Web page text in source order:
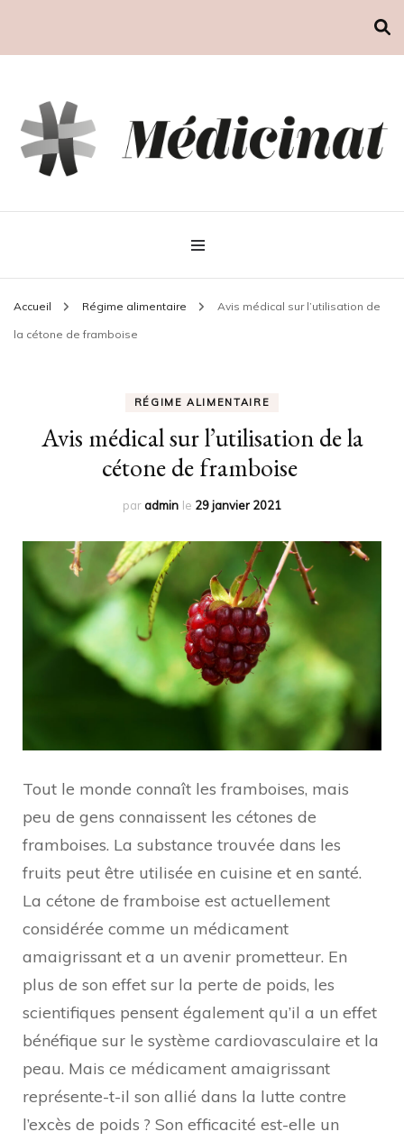
Médicinat
Accueil Régime alimentaire Avis médical sur l’utilisation de
la cétone de framboise
RÉGIME ALIMENTAIRE
Avis médical sur l’utilisation de la
cétone de framboise
paradmin le 29 janvier 2021
Tout le monde connaît les framboises, mais
peu de gens connaissent les cétones de
framboises. La substance trouvée dans les
fruits peut être utilisée en cuisine et en santé.
La cétone de framboise est actuellement
considérée comme un médicament
amaigrissant et a un avenir prometteur. En
plus de son effet sur la perte de poids, les
scientifiques pensent également qu’il a un effet
bénéfique sur le système cardiovasculaire et la
peau. Mais ce médicament amaigrissant
représente-t-il son allié dans la lutte contre
l’excès de poids ? Son efficacité est-elle un